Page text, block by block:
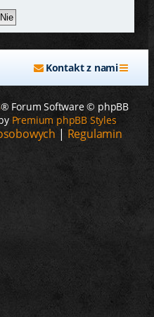
Kontakt z nami
® Forum Software © phpBB
Premium phpBB Styles
| Regulamin